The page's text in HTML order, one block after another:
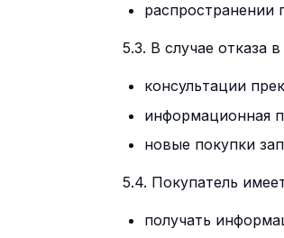
5.3. В случае отказа
консультации
информационная
новые покупки
5.4. Покупатель
получать